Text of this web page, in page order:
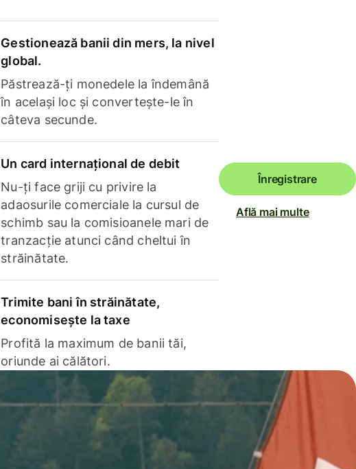
Gestionează banii din mers, la nivel
global.
Păstrează-ți monedele la îndemână
în același loc și convertește-le în
câteva secunde.
Un card internațional de debit
Nu-ți face griji cu privire la
adaosurile comerciale la cursul de
schimb sau la comisioanele mari de
tranzacție atunci când cheltui în
străinătate.
Trimite bani în străinătate,
economisește la taxe
Profită la maximum de banii tăi,
oriunde ai călători.
Înregistrare
Află mai multe